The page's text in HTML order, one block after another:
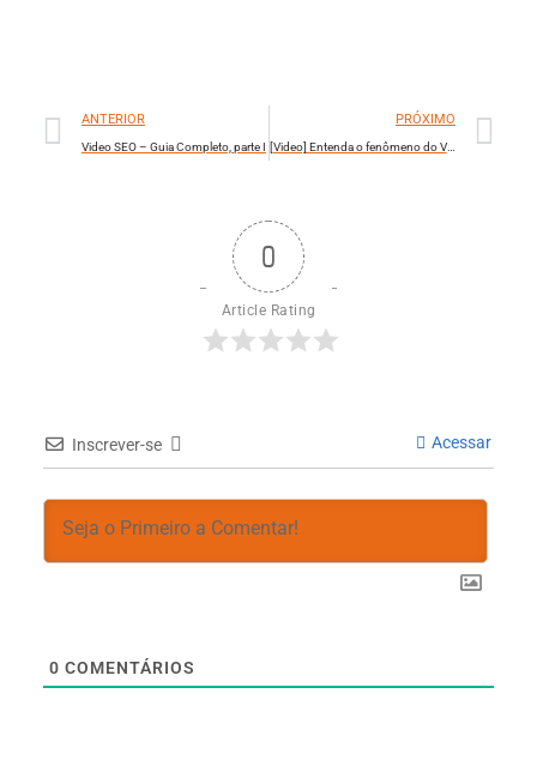
ANTERIOR
Video SEO – Guia Completo, parte I
PRÓXIMO
[Video] Entenda o fenômeno do Video Marketing
0
Article Rating
Inscrever-se Acessar
0 COMENTÁRIOS